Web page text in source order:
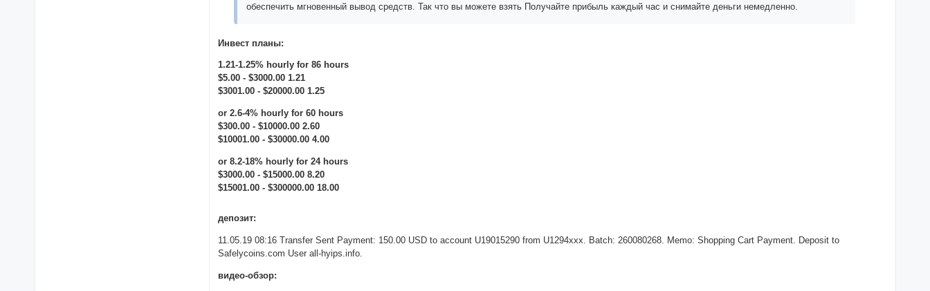
обеспечить мгновенный вывод средств. Так что вы можете взять Получайте прибыль каждый час и снимайте деньги немедленно.
Инвест планы:
1.21-1.25% hourly for 86 hours
$5.00 - $3000.00 1.21
$3001.00 - $20000.00 1.25
or 2.6-4% hourly for 60 hours
$300.00 - $10000.00 2.60
$10001.00 - $30000.00 4.00
or 8.2-18% hourly for 24 hours
$3000.00 - $15000.00 8.20
$15001.00 - $300000.00 18.00
депозит:
11.05.19 08:16 Transfer Sent Payment: 150.00 USD to account U19015290 from U1294xxx. Batch: 260080268. Memo: Shopping Cart Payment. Deposit to
Safelycoins.com User all-hyips.info.
видео-обзор: